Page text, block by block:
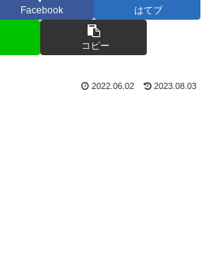
Facebook はてブ
コピー
2022.06.02 2023.08.03